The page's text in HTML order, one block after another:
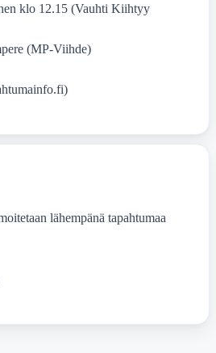
klo 12.15 (Vauhti Kiihtyy
(MP-Viihde)
lähempänä tapahtumaa